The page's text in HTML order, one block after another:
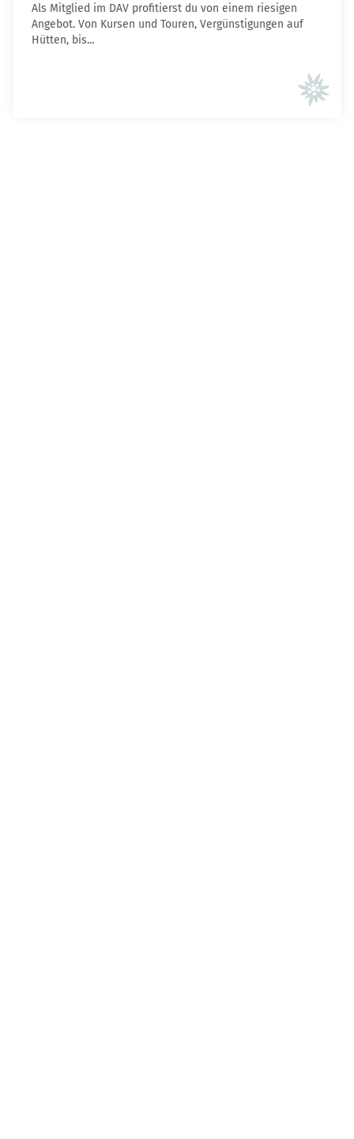
Als Mitglied im DAV profitierst du von einem riesigen
Angebot. Von Kursen und Touren, Vergünstigungen auf
Hütten, bis...